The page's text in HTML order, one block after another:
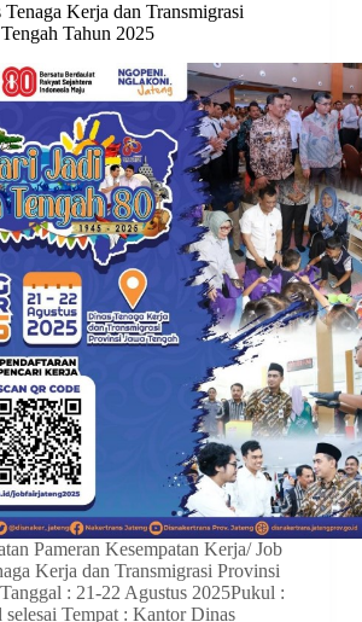
Kerja dan Transmigrasi
Tahun 2025
Pameran Kesempatan Kerja/ Job
Kerja dan Transmigrasi Provinsi
: 21-22 Agustus 2025Pukul :
Tempat : Kantor Dinas